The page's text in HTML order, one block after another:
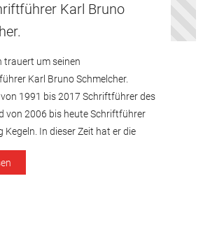
20, Rain
Gewerbegebiet 1, Kaisheim
Bayer-Str. 24, Rain
Karl Bruno
trauert um seinen
Karl Bruno Schmelcher.
von 1991 bis 2017 Schriftführer des
von 2006 bis heute Schriftführer
Kegeln. In dieser Zeit hat er die
Vereines maßgeblich
Die großen Baumaßnahmen und die